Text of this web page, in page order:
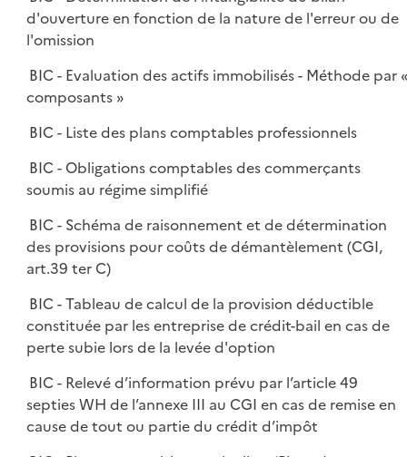
d'ouverture en fonction de la nature de l'erreur ou de
l'omission
BIC - Evaluation des actifs immobilisés - Méthode par
composants »
BIC - Liste des plans comptables professionnels
BIC - Obligations comptables des commerçants
soumis au régime simplifié
BIC - Schéma de raisonnement et de détermination
des provisions pour coûts de démantèlement (CGI,
art.39 ter C)
BIC - Tableau de calcul de la provision déductible
constituée par les entreprise de crédit-bail en cas de
perte subie lors de la levée d'option
BIC - Relevé d’information prévu par l’article 49
septies WH de l’annexe III au CGI en cas de remise en
cause de tout ou partie du crédit d’impôt